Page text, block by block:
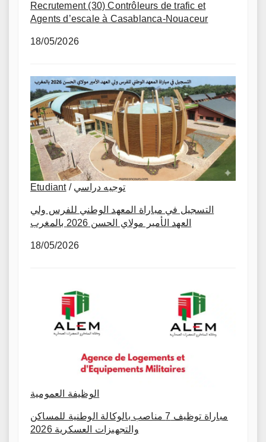
Recrutement (30) Contrôleurs de trafic et
Agents d’escale à Casablanca-Nouaceur
18/05/2026
Etudiant/ توجيه دراسي
التسجيل في مباراة المعهد الوطني للفرس ولي
العهد الأمير مولاي الحسن 2026 بالمغرب
18/05/2026
الوظيفة العمومية
مباراة توظيف 7 مناصب بالوكالة الوطنية للمساكن
والتجهيزات العسكرية 2026